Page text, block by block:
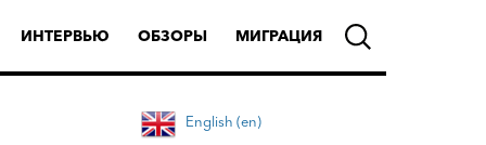
ИНТЕРВЬЮ ОБЗОРЫ МИГРАЦИЯ
English (en)